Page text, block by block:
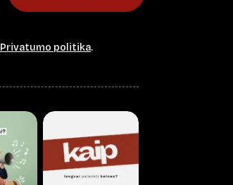
Privatumo politika.